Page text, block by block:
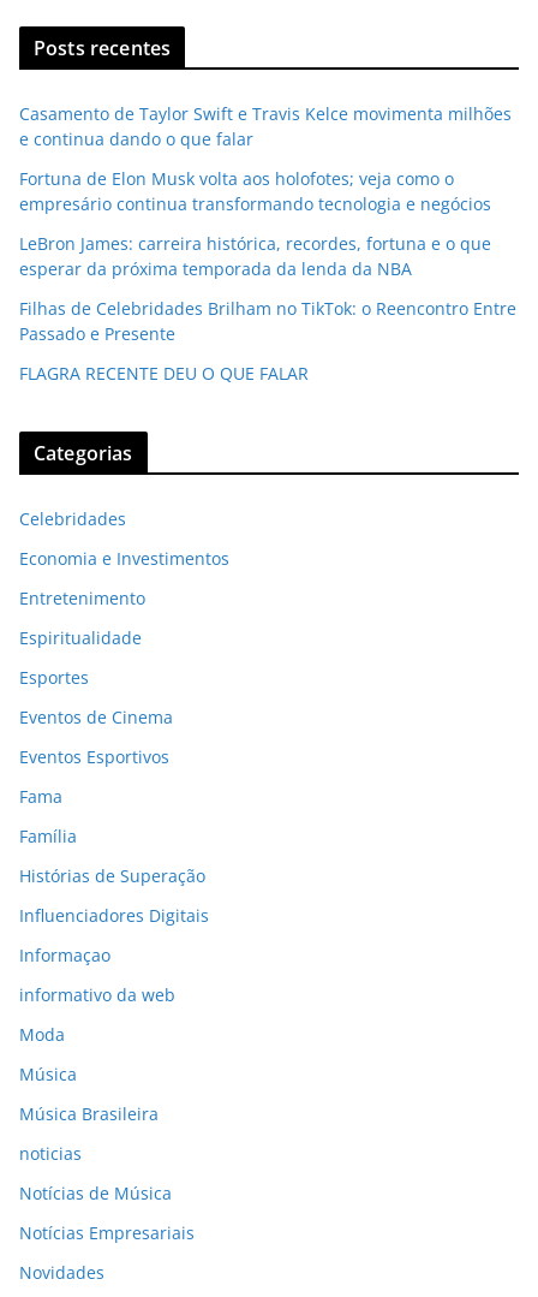
Posts recentes
Casamento de Taylor Swift e Travis Kelce movimenta milhões
e continua dando o que falar
Fortuna de Elon Musk volta aos holofotes; veja como o
empresário continua transformando tecnologia e negócios
LeBron James: carreira histórica, recordes, fortuna e o que
esperar da próxima temporada da lenda da NBA
Filhas de Celebridades Brilham no TikTok: o Reencontro Entre
Passado e Presente
FLAGRA RECENTE DEU O QUE FALAR
Categorias
Celebridades
Economia e Investimentos
Entretenimento
Espiritualidade
Esportes
Eventos de Cinema
Eventos Esportivos
Fama
Família
Histórias de Superação
Influenciadores Digitais
Informaçao
informativo da web
Moda
Música
Música Brasileira
noticias
Notícias de Música
Notícias Empresariais
Novidades